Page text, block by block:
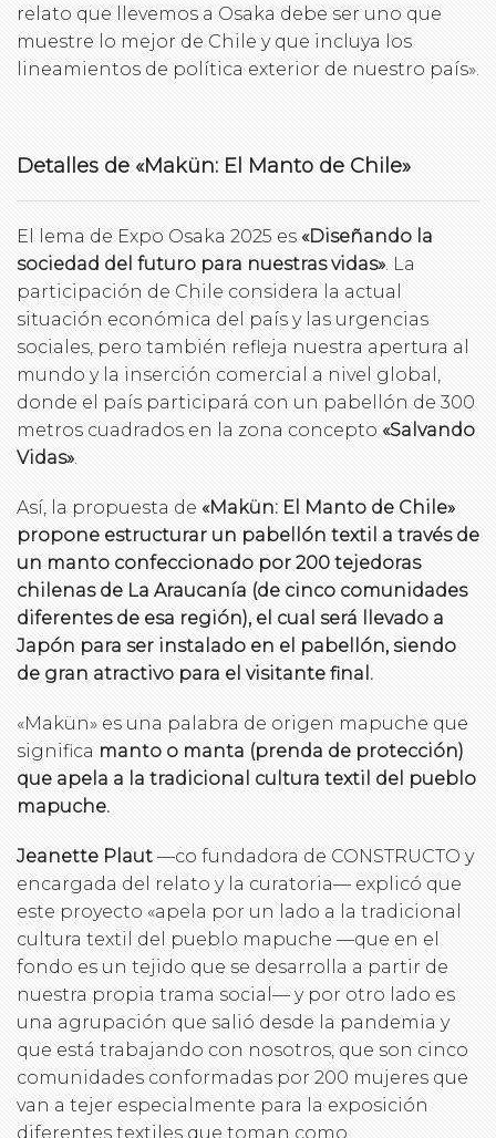
relato que llevemos a Osaka debe ser uno que
muestre lo mejor de Chile y que incluya los
lineamientos de política exterior de nuestro país».
Detalles de «Makün: El Manto de Chile»
El lema de Expo Osaka 2025 es «Diseñando la
sociedad del futuro para nuestras vidas». La
participación de Chile considera la actual
situación económica del país y las urgencias
sociales, pero también refleja nuestra apertura al
mundo y la inserción comercial a nivel global,
donde el país participará con un pabellón de 300
metros cuadrados en la zona concepto «Salvando
Vidas».
Así, la propuesta de «Makün: El Manto de Chile»
propone estructurar un pabellón textil a través de
un manto confeccionado por 200 tejedoras
chilenas de La Araucanía (de cinco comunidades
diferentes de esa región), el cual será llevado a
Japón para ser instalado en el pabellón, siendo
de gran atractivo para el visitante final.
«Makün» es una palabra de origen mapuche que
significa manto o manta (prenda de protección)
que apela a la tradicional cultura textil del pueblo
mapuche.
Jeanette Plaut —co fundadora de CONSTRUCTO y
encargada del relato y la curatoria— explicó que
este proyecto «apela por un lado a la tradicional
cultura textil del pueblo mapuche —que en el
fondo es un tejido que se desarrolla a partir de
nuestra propia trama social— y por otro lado es
una agrupación que salió desde la pandemia y
que está trabajando con nosotros, que son cinco
comunidades conformadas por 200 mujeres que
van a tejer especialmente para la exposición
diferentes textiles que toman como